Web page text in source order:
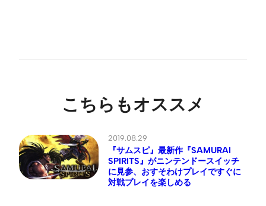
こちらもオススメ
2019.08.29
『サムスピ』最新作『SAMURAI
SPIRITS』がニンテンドースイッチ
に見参、おすそわけプレイですぐに
対戦プレイを楽しめる